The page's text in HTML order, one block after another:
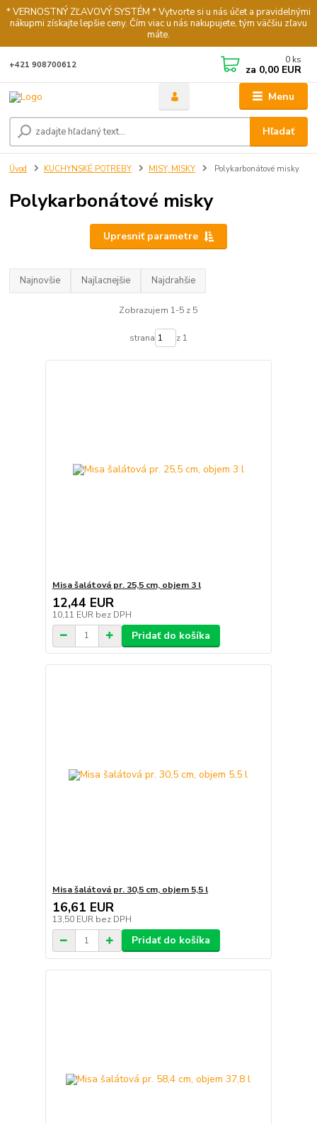
* VERNOSTNÝ ZĽAVOVÝ SYSTÉM * Vytvorte si u nás účet a pravidelnými
nákupmi získajte lepšie ceny. Čím viac u nás nakupujete, tým väčšiu zľavu
máte.
Menu
Hľadať
+421 908700612 0 ks
za 0,00 EUR
Úvod KUCHYNSKÉ POTREBY MISY, MISKY Polykarbonátové misky
Polykarbonátové misky
Upresniť parametre
Najnovšie Najlacnejšie Najdrahšie
Zobrazujem 1-5 z 5
strana z 1
Misa šalátová pr. 25,5 cm, objem 3 l
12,44 EUR
10,11 EUR bez DPH
Pridať do košíka
Misa šalátová pr. 30,5 cm, objem 5,5 l
16,61 EUR
13,50 EUR bez DPH
Pridať do košíka